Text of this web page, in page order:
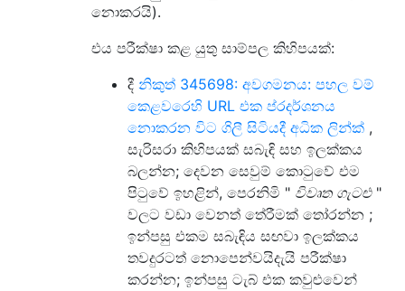
නොකරයි).
එය පරීක්ෂා කළ යුතු සාම්පල කිහිපයක්:
දී නිකුත් 345698: අවගමනය: පහල වම්
කෙළවරෙහි URL එක ප්රදර්ශනය
නොකරන විට ගිලී සිටියදී අධික ලින්ක් ,
සැරිසරා කිහිපයක් සබැඳි සහ ඉලක්කය
බලන්න; දෙවන සෙවුම් කොටුවේ එම
පිටුවේ ඉහළින්, පෙරනිමි " විවෘත ගැටළු"
වලට වඩා වෙනත් තේරීමක් තෝරන්න ;
ඉන්පසු එකම සබැඳිය සඟවා ඉලක්කය
තවදුරටත් නොපෙන්වයිදැයි පරීක්ෂා
කරන්න; ඉන්පසු ටැබ් එක කවුළුවෙන්